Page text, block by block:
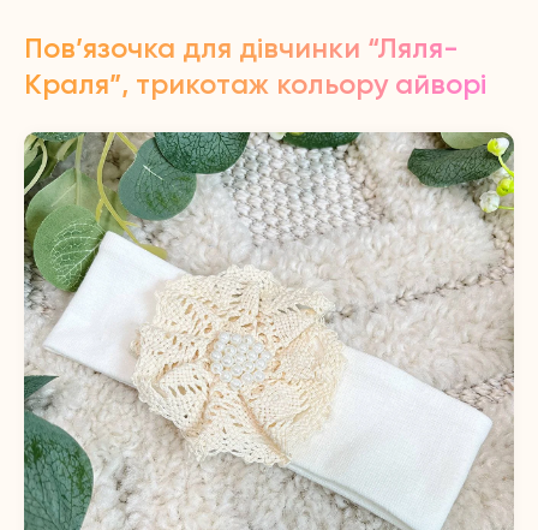
Пов’язочка для дівчинки “Ляля-
Краля”, трикотаж кольору айворі